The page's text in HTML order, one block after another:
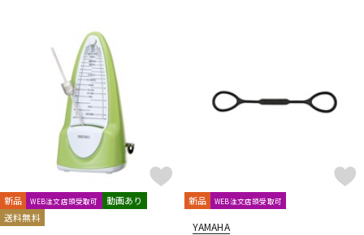
新品 WEB注文店頭受取可
動画あり
送料無料
新品 WEB注文店頭受取可
YAMAHA